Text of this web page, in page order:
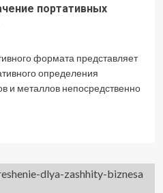
портативных
формата представляет
определения
и металлов непосредственно